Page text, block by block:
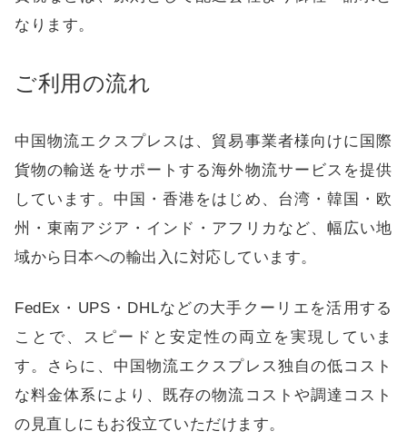
なります。
ご利用の流れ
中国物流エクスプレス は、貿易事業者様向けに国際
貨物の輸送をサポートする海外物流サービスを提供
しています。中国・香港をはじめ、台湾・韓国・欧
州・東南アジア・インド・アフリカなど、幅広い地
域から日本への輸出入に対応しています。
FedEx・UPS・DHLなどの大手クーリエを活用する
ことで、スピードと安定性の両立を実現していま
す。さらに、中国物流エクスプレス独自の低コスト
な料金体系により、既存の物流コストや調達コスト
の見直しにもお役立ていただけます。